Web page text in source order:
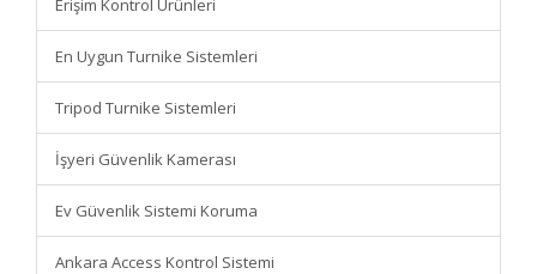
Erişim Kontrol Ürünleri
En Uygun Turnike Sistemleri
Tripod Turnike Sistemleri
İşyeri Güvenlik Kamerası
Ev Güvenlik Sistemi Koruma
Ankara Access Kontrol Sistemi